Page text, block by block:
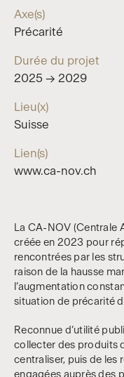
Axe(s)
Précarité
Durée du projet
2025 → 2029
Lieu(x)
Suisse
Lien(s)
www.ca-nov.ch
La CA-NOV
créée en 2023 pour
rencontrées par les
raison de la hausse
l’augmentation
situation de précarité
Reconnue d’utilité
collecter des produits
centraliser, puis de les
engagées auprès des